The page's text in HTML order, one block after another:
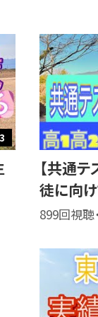
【共通テ
徒に向け
899回視聴